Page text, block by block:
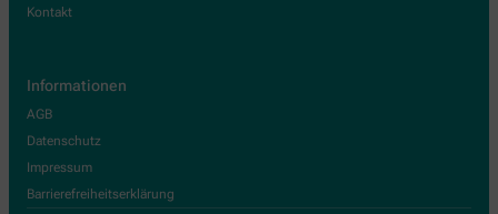
Kontakt
Informationen
AGB
Datenschutz
Impressum
Barrierefreiheitserklärung